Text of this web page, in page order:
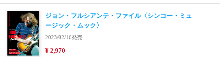
ジョン・フルシアンテ・ファイル〈シンコー・ミュ
ージック・ムック〉
2023/02/16発売
¥ 2,970